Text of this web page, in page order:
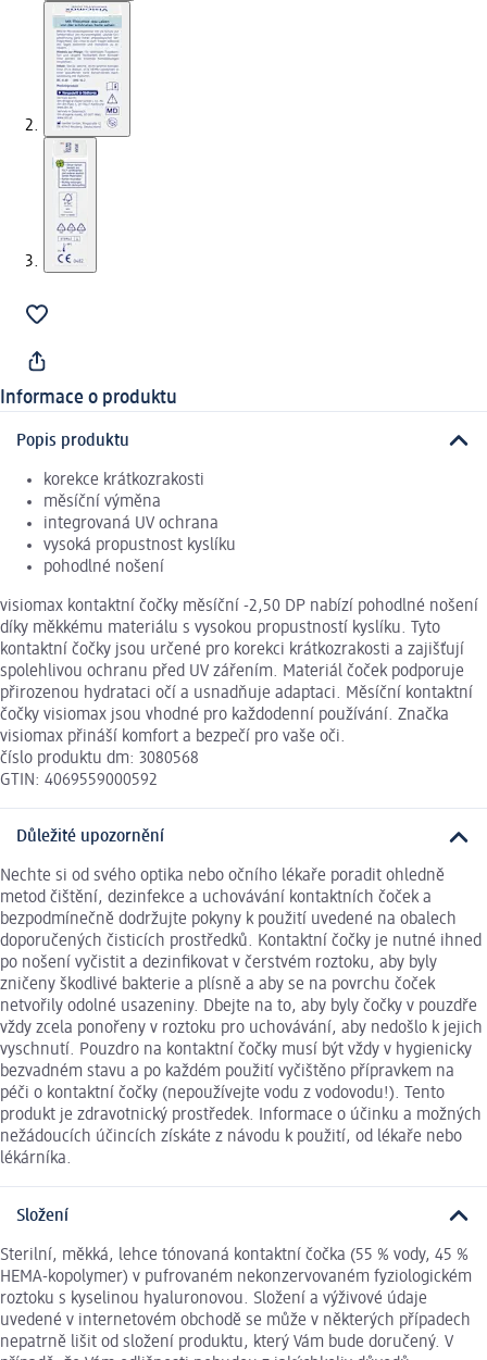
Informace o produktu
Popis produktu
korekce krátkozrakosti
měsíční výměna
integrovaná UV ochrana
vysoká propustnost kyslíku
pohodlné nošení
visiomax kontaktní čočky měsíční -2,50 DP nabízí pohodlné nošení
díky měkkému materiálu s vysokou propustností kyslíku. Tyto
kontaktní čočky jsou určené pro korekci krátkozrakosti a zajišťují
spolehlivou ochranu před UV zářením. Materiál čoček podporuje
přirozenou hydrataci očí a usnadňuje adaptaci. Měsíční kontaktní
čočky visiomax jsou vhodné pro každodenní používání. Značka
visiomax přináší komfort a bezpečí pro vaše oči.
číslo produktu dm: 3080568
GTIN: 4069559000592
Důležité upozornění
Nechte si od svého optika nebo očního lékaře poradit ohledně
metod čištění, dezinfekce a uchovávání kontaktních čoček a
bezpodmínečně dodržujte pokyny k použití uvedené na obalech
doporučených čisticích prostředků. Kontaktní čočky je nutné ihned
po nošení vyčistit a dezinfikovat v čerstvém roztoku, aby byly
zničeny škodlivé bakterie a plísně a aby se na povrchu čoček
netvořily odolné usazeniny. Dbejte na to, aby byly čočky v pouzdře
vždy zcela ponořeny v roztoku pro uchovávání, aby nedošlo k jejich
vyschnutí. Pouzdro na kontaktní čočky musí být vždy v hygienicky
bezvadném stavu a po každém použití vyčištěno přípravkem na
péči o kontaktní čočky (nepoužívejte vodu z vodovodu!). Tento
produkt je zdravotnický prostředek. Informace o účinku a možných
nežádoucích účincích získáte z návodu k použití, od lékaře nebo
lékárníka.
Složení
Sterilní, měkká, lehce tónovaná kontaktní čočka (55 % vody, 45 %
HEMA-kopolymer) v pufrovaném nekonzervovaném fyziologickém
roztoku s kyselinou hyaluronovou. Složení a výživové údaje
uvedené v internetovém obchodě se může v některých případech
nepatrně lišit od složení produktu, který Vám bude doručený. V